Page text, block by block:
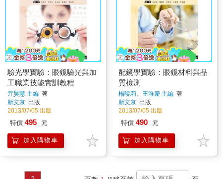
驗光學實驗：眼鏡驗光與加
工職業技能實訓教程
亓昊慧 主編 著
新文京 出版
2013/07/05 出版
特價 495 元
加入購物車
配鏡學實驗：眼鏡材料與品
質檢測
楊曉莉、王淮慶 主編 著
新文京 出版
2013/07/05 出版
特價 490 元
加入購物車